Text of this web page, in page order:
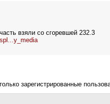
взяли со сгоревшей 232.3
зарегистрированные